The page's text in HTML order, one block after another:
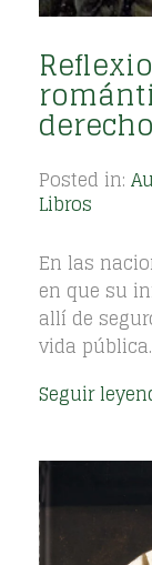
Posted in:
Libros
En las
en que su
allí de
vida pública.
Seguir